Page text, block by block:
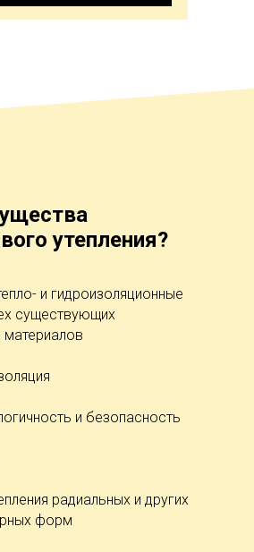
утепления?
и гидроизоляционные
существующих
материалов
и безопасность
радиальных и других
форм